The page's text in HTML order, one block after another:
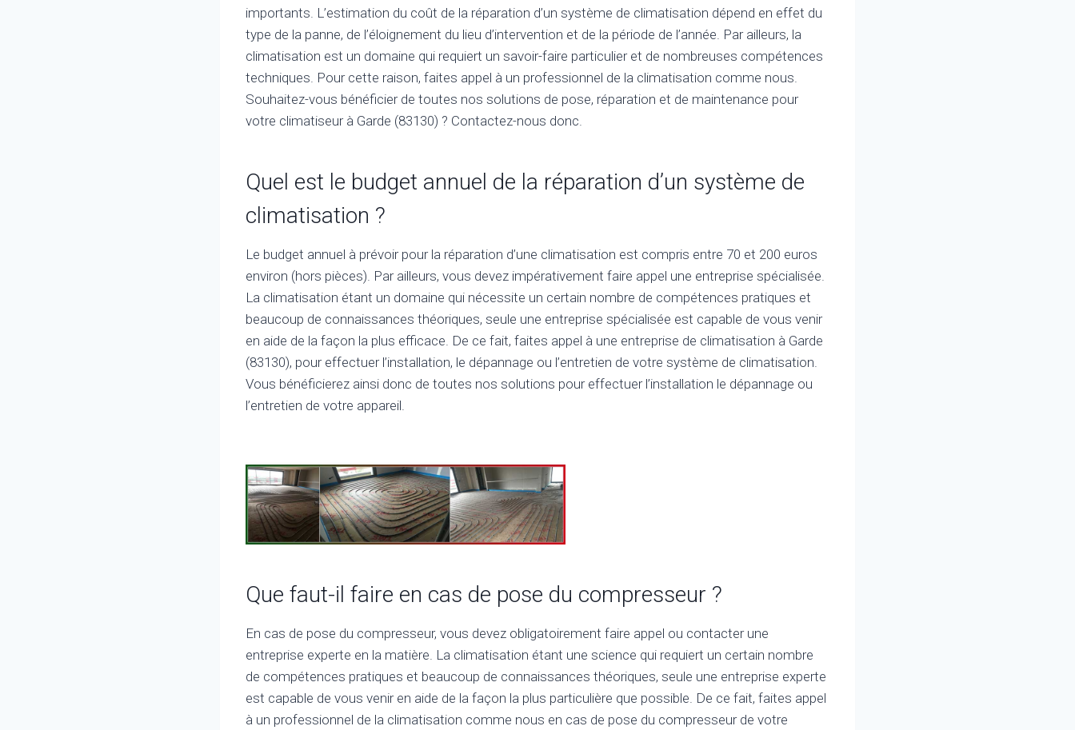
importants. L’estimation du coût de la réparation d’un système de climatisation dépend en effet du
type de la panne, de l’éloignement du lieu d’intervention et de la période de l’année. Par ailleurs, la
climatisation est un domaine qui requiert un savoir-faire particulier et de nombreuses compétences
techniques. Pour cette raison, faites appel à un professionnel de la climatisation comme nous.
Souhaitez-vous bénéficier de toutes nos solutions de pose, réparation et de maintenance pour
votre climatiseur à Garde (83130) ? Contactez-nous donc.
Quel est le budget annuel de la réparation d’un système de
climatisation ?
Le budget annuel à prévoir pour la réparation d’une climatisation est compris entre 70 et 200 euros
environ (hors pièces). Par ailleurs, vous devez impérativement faire appel une entreprise spécialisée.
La climatisation étant un domaine qui nécessite un certain nombre de compétences pratiques et
beaucoup de connaissances théoriques, seule une entreprise spécialisée est capable de vous venir
en aide de la façon la plus efficace. De ce fait, faites appel à une entreprise de climatisation à Garde
(83130), pour effectuer l’installation, le dépannage ou l’entretien de votre système de climatisation.
Vous bénéficierez ainsi donc de toutes nos solutions pour effectuer l’installation le dépannage ou
l’entretien de votre appareil.
Que faut-il faire en cas de pose du compresseur ?
En cas de pose du compresseur, vous devez obligatoirement faire appel ou contacter une
entreprise experte en la matière. La climatisation étant une science qui requiert un certain nombre
de compétences pratiques et beaucoup de connaissances théoriques, seule une entreprise experte
est capable de vous venir en aide de la façon la plus particulière que possible. De ce fait, faites appel
à un professionnel de la climatisation comme nous en cas de pose du compresseur de votre